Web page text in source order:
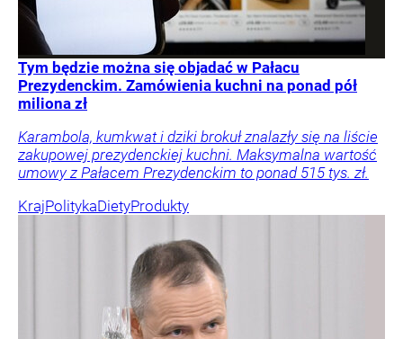
Tym będzie można się objadać w Pałacu
Prezydenckim. Zamówienia kuchni na ponad pół
miliona zł
Karambola, kumkwat i dziki brokuł znalazły się na liście
zakupowej prezydenckiej kuchni. Maksymalna wartość
umowy z Pałacem Prezydenckim to ponad 515 tys. zł.
KrajPolitykaDietyProdukty